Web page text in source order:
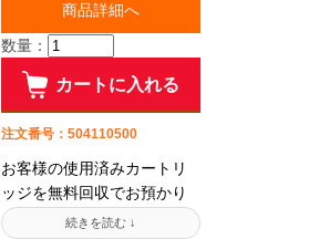
商品詳細へ
数量：
カートに入れる
注文番号：504110500
お客様の使用済みカートリ
ッジを無料回収でお預かり
して、トナーを充填後にお